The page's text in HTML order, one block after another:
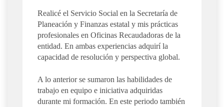
Realicé el Servicio Social en la Secretaría de
Planeación y Finanzas estatal y mis prácticas
profesionales en Oficinas Recaudadoras de la
entidad. En ambas experiencias adquirí la
capacidad de resolución y perspectiva global.
A lo anterior se sumaron las habilidades de
trabajo en equipo e iniciativa adquiridas
durante mi formación. En este periodo también